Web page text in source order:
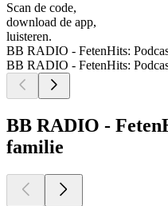
Scan de code,
download de app,
luisteren.
BB RADIO - FetenHits:
BB RADIO - FetenHits:
BB RADIO -
familie